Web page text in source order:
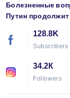
Болезненные
Путин продолжит
128.8K
Subscribers
34.2К
Followers